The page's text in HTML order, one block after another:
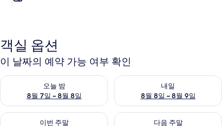
객실 옵션
이 날짜의 예약 가능 여부 확인
오늘 밤
8월 7일 ~ 8월 8일
오늘 밤 예약 가능 여부 확인, 8월 7일 ~ 8월 8일
내일
8월 8일 ~ 8월 9일
내일 예약 가능 여부 확인, 8월
이번 주말
이번 주말 예약 가능 여부 확인, 8월 7일 ~ 8월 9일
다음 주말
다음 주말 예약 가능 여부 확인,